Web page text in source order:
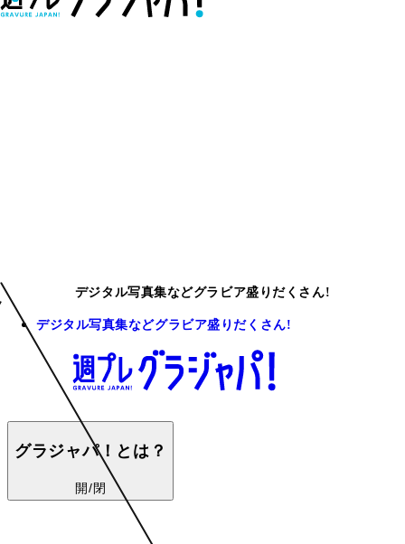
デジタル写真集などグラビア盛りだくさん!
デジタル写真集などグラビア盛りだくさん!
グラジャパ！とは？
開/閉